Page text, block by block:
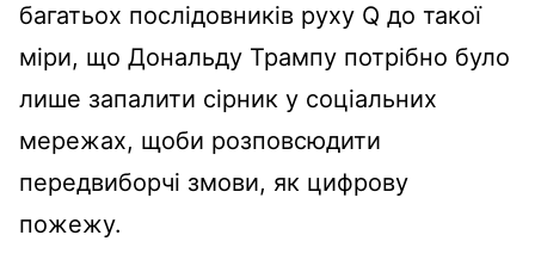
багатьох послідовників руху Q до такої
міри, що Дональду Трампу потрібно було
лише запалити сірник у соціальних
мережах, щоби розповсюдити
передвиборчі змови, як цифрову
пожежу.